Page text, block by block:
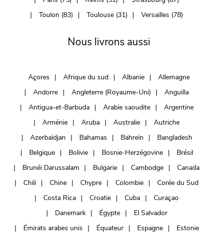
Toulon (83)
Toulouse (31) Versailles (78)
Nous livrons aussi
Açores Afrique du sud Albanie
Allemagne
Andorre
Angleterre (Royaume-Uni)
Anguilla
Antigua-et-Barbuda
Arabie saoudite
Argentine
Arménie
Aruba Australie
Autriche
Azerbaïdjan
Bahamas Bahreïn
Bangladesh
Belgique
Bolivie Bosnie-Herzégovine
Brésil
Brunéi Darussalam
Bulgarie Cambodge
Canada
Chili
Chine Chypre Colombie
Corée du Sud
Costa Rica
Croatie Cuba
Curaçao
Danemark
Égypte
El Salvador
Émirats arabes unis
Équateur Espagne
Estonie